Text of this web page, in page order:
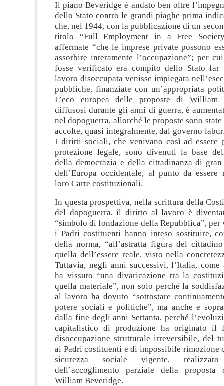
Il piano Beveridge è andato ben oltre
dello Stato contro le grandi piaghe prima
che, nel 1944, con la pubblicazione di un
titolo “Full Employment in a Free
affermate “che le imprese private possono
assorbire interamente l’occupazione”; per
fosse verificato era compito dello Stato
lavoro disoccupata venisse impiegata
pubbliche, finanziate con un’appropriata
L’eco europea delle proposte di William
diffusosi durante gli anni di guerra, è
nel dopoguerra, allorché le proposte sono
accolte, quasi integralmente, dal governo
I diritti sociali, che venivano così ad essere
protezione legale, sono divenuti la base
della democrazia e della cittadinanza di
dell’Europa occidentale, al punto da essere
loro Carte costituzionali.
In questa prospettiva, nella scrittura della
del dopoguerra, il diritto al lavoro è
“simbolo di fondazione della Repubblica”, per
i Padri costituenti hanno inteso sostituire,
della norma, “all’astratta figura del
quella dell’essere reale, visto nella
Tuttavia, negli anni successivi, l’Italia, come
ha vissuto “una divaricazione tra la
quella materiale”, non solo perché la
al lavoro ha dovuto “sottostare
potere sociali e politiche”, ma anche e
dalla fine degli anni Settanta, perché
capitalistico di produzione ha originato il
disoccupazione strutturale irreversibile, del
ai Padri costituenti e di impossibile rimozione
sicurezza sociale vigente,
dell’accoglimento parziale della proposta
William Beveridge.